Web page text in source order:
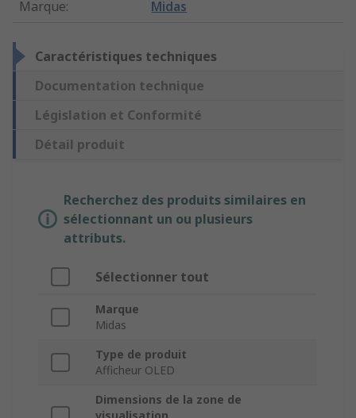
Marque: Midas
Caractéristiques techniques
Documentation technique
Législation et Conformité
Détail produit
Recherchez des produits similaires en
sélectionnant un ou plusieurs
attributs.
Sélectionner tout
Marque
Midas
Type de produit
Afficheur OLED
Dimensions de la zone de